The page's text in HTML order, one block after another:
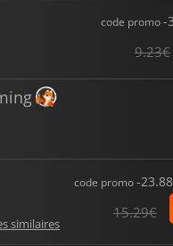
code promo-
9.23€
similaires
code promo-
15.29€